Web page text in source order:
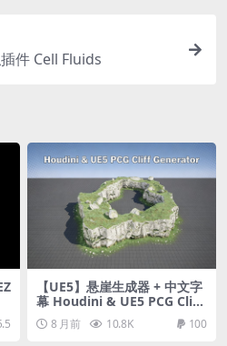
件 Cell Fluids
【UE5】悬崖生成器 + 中文字
幕 Houdini & UE5 PCG Cliff
Generator
8 月前 10.8K 100